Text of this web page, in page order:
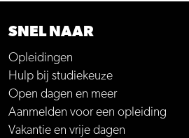
SNEL NAAR
Opleidingen
Hulp bij studiekeuze
Open dagen en meer
Aanmelden voor een opleiding
Vakantie en vrije dagen